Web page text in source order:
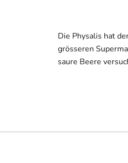
Die Physalis hat
grösseren
saure Beere